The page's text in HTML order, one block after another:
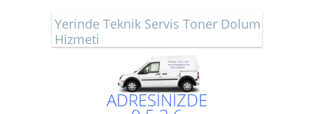
Yerinde Teknik Servis Toner Dolum
Hizmeti
ADRESİNİZDE